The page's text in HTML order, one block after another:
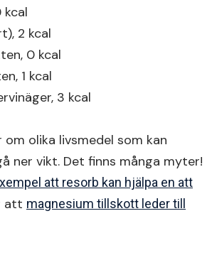
2 kcal
0 kcal
1 kcal
3 kcal
om olika livsmedel som kan
ner vikt. Det finns många myter!
att resorb kan hjälpa en att
att magnesium tillskott leder till